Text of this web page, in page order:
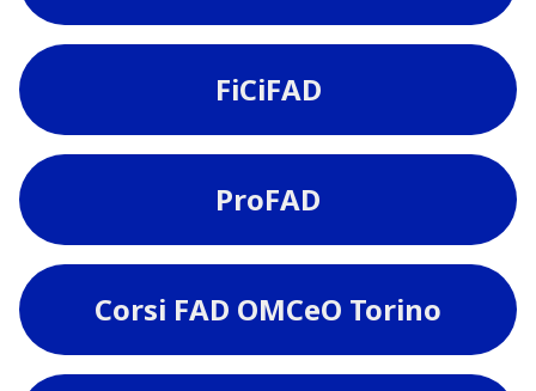
FiCiFAD
ProFAD
Corsi FAD OMCeO Torino